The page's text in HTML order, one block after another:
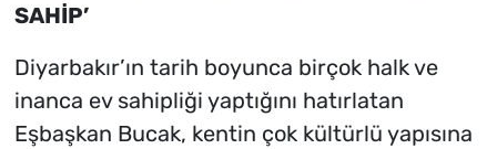
SAHİP’
Diyarbakır’ın tarih boyunca birçok halk ve
inanca ev sahipliği yaptığını hatırlatan
Eşbaşkan Bucak, kentin çok kültürlü yapısına